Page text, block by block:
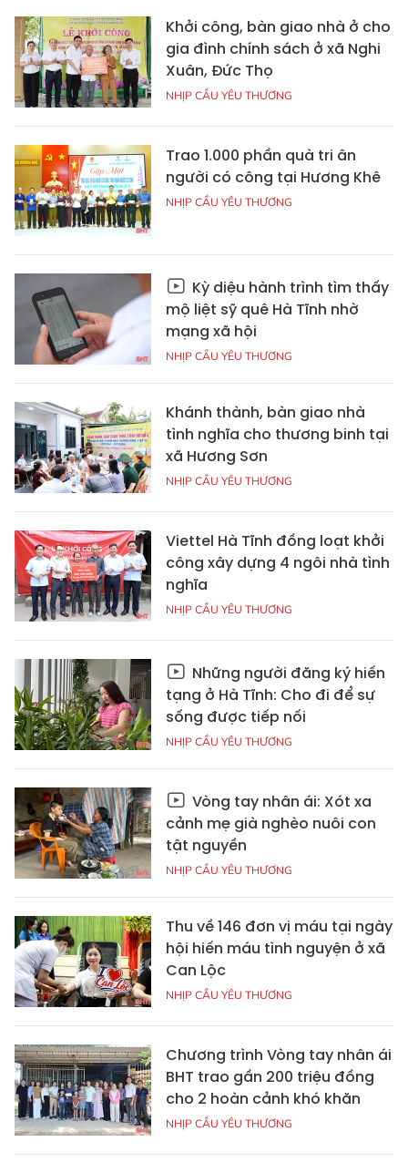
Khởi công, bàn giao nhà ở cho
gia đình chính sách ở xã Nghi
Xuân, Đức Thọ
NHỊP CẦU YÊU THƯƠNG
Trao 1.000 phần quà tri ân
người có công tại Hương Khê
NHỊP CẦU YÊU THƯƠNG
Kỳ diệu hành trình tìm thấy
mộ liệt sỹ quê Hà Tĩnh nhờ
mạng xã hội
NHỊP CẦU YÊU THƯƠNG
Khánh thành, bàn giao nhà
tình nghĩa cho thương binh tại
xã Hương Sơn
NHỊP CẦU YÊU THƯƠNG
Viettel Hà Tĩnh đồng loạt khởi
công xây dựng 4 ngôi nhà tình
nghĩa
NHỊP CẦU YÊU THƯƠNG
Những người đăng ký hiến
tạng ở Hà Tĩnh: Cho đi để sự
sống được tiếp nối
NHỊP CẦU YÊU THƯƠNG
Vòng tay nhân ái: Xót xa
cảnh mẹ già nghèo nuôi con
tật nguyền
NHỊP CẦU YÊU THƯƠNG
Thu về 146 đơn vị máu tại ngày
hội hiến máu tình nguyện ở xã
Can Lộc
NHỊP CẦU YÊU THƯƠNG
Chương trình Vòng tay nhân ái
BHT trao gần 200 triệu đồng
cho 2 hoàn cảnh khó khăn
NHỊP CẦU YÊU THƯƠNG